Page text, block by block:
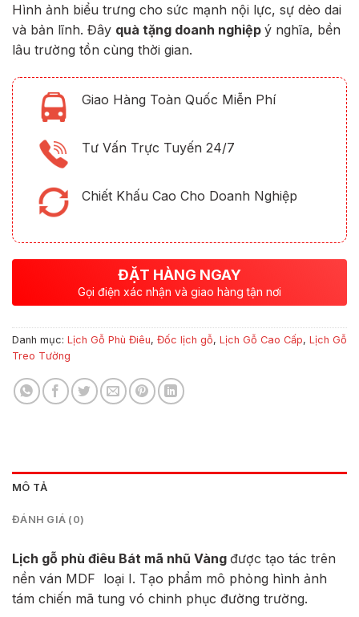
Hình ảnh biểu trưng cho sức mạnh nội lực, sự dẻo dai
và bản lĩnh. Đây quà tặng doanh nghiệp ý nghĩa, bền
lâu trường tồn cùng thời gian.
Giao Hàng Toàn Quốc Miễn Phí
Tư Vấn Trực Tuyến 24/7
Chiết Khấu Cao Cho Doanh Nghiệp
ĐẶT HÀNG NGAY
Gọi điện xác nhận và giao hàng tận nơi
Danh mục: Lịch Gỗ Phù Điêu, Đốc lịch gỗ, Lịch Gỗ Cao Cấp, Lịch Gỗ
Treo Tường
MÔ TẢ
ĐÁNH GIÁ (0)
Lịch gỗ phù điêu Bát mã nhũ Vàng được tạo tác trên
nền ván MDF loại I. Tạo phẩm mô phỏng hình ảnh
tám chiến mã tung vó chinh phục đường trường.